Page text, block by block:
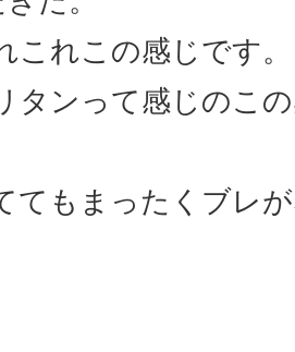
これこの感じです。
タンって感じのこ
てもまったくブレ